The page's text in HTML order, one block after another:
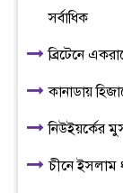
সর্বাধিক
ব্রিটেনে
কানাডায়
নিউইয়র্কের
চীনে ইসলাম